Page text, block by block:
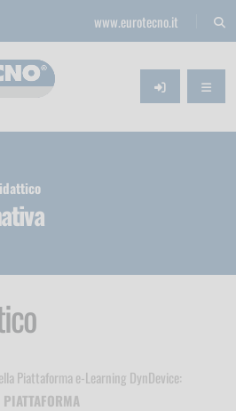
www.eurotecno.it
Piattaforma e-Learning DynDevice: